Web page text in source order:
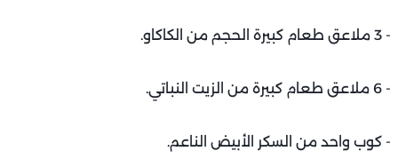
- 3 ملاعق طعام كبيرة الحجم من الكاكاو.
- 6 ملاعق طعام كبيرة من الزيت النباتي.
- كوب واحد من السكر الأبيض الناعم.